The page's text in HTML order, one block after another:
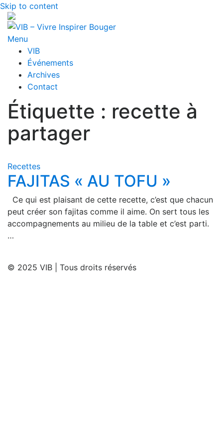
Skip to content
Menu
VIB
Événements
Archives
Contact
Étiquette : recette à
partager
Recettes
FAJITAS « AU TOFU »
Ce qui est plaisant de cette recette, c’est que chacun
peut créer son fajitas comme il aime. On sert tous les
accompagnements au milieu de la table et c’est parti.
…
© 2025 VIB | Tous droits réservés